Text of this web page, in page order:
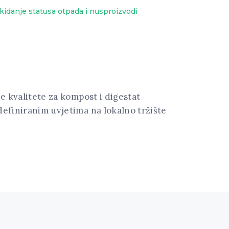
statusa otpada i nusproizvodi
za kompost i digestat
uvjetima na lokalno tržište